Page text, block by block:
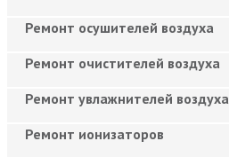
Ремонт осушителей воздуха
Ремонт очистителей воздуха
Ремонт увлажнителей воздуха
Ремонт ионизаторов